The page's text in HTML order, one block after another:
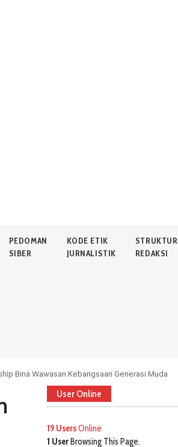
PEDOMAN
SIBER
KODE ETIK
JURNALISTIK
STRUKTUR
REDAKSI
Bina Wawasan Kebangsaan Generasi Muda
User Online
19 UsersOnline
1 UserBrowsing This Page.